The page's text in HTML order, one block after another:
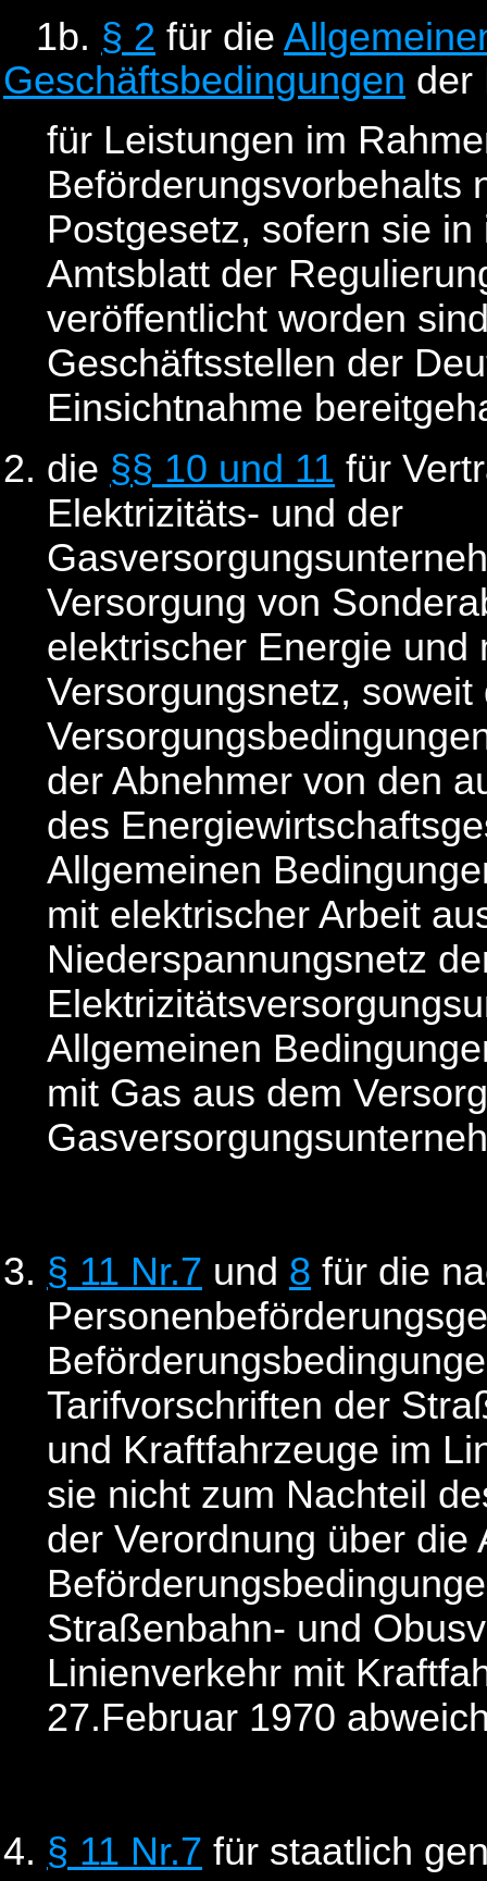
1b. § 2 für die
Geschäftsbedingungen der
für Leistungen im
Beförderungsvorbehalts
Postgesetz, sofern sie
Amtsblatt der
veröffentlicht worden
Geschäftsstellen der
Einsichtnahme
die §§ 10 und 11 für
Elektrizitäts- und der
Versorgung von
elektrischer Energie und
Versorgungsnetz, soweit
der Abnehmer von den
des
Allgemeinen
mit elektrischer Arbeit
Niederspannungsnetz
Allgemeinen
mit Gas aus dem
§ 11 Nr.7 und 8 für die
Tarifvorschriften der
und Kraftfahrzeuge im
sie nicht zum Nachteil
der Verordnung über die
Straßenbahn- und
Linienverkehr mit
27.Februar 1970
§ 11 Nr.7 für staatlich